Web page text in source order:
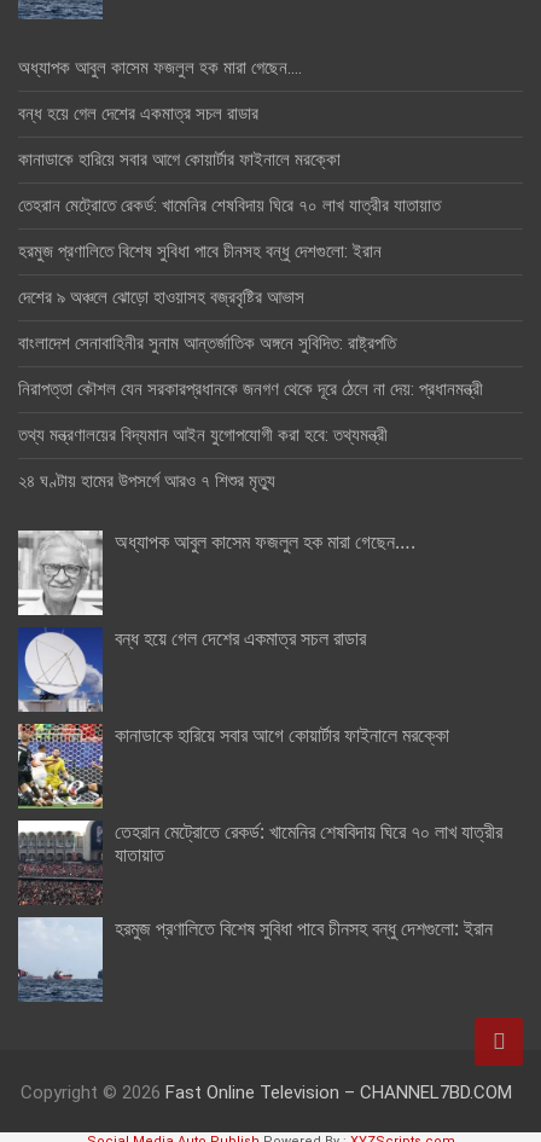
অধ্যাপক আবুল কাসেম ফজলুল হক মারা গেছেন….
বন্ধ হয়ে গেল দেশের একমাত্র সচল রাডার
কানাডাকে হারিয়ে সবার আগে কোয়ার্টার ফাইনালে মরক্কো
তেহরান মেট্রোতে রেকর্ড: খামেনির শেষবিদায় ঘিরে ৭০ লাখ যাত্রীর যাতায়াত
হরমুজ প্রণালিতে বিশেষ সুবিধা পাবে চীনসহ বন্ধু দেশগুলো: ইরান
দেশের ৯ অঞ্চলে ঝোড়ো হাওয়াসহ বজ্রবৃষ্টির আভাস
বাংলাদেশ সেনাবাহিনীর সুনাম আন্তর্জাতিক অঙ্গনে সুবিদিত: রাষ্ট্রপতি
নিরাপত্তা কৌশল যেন সরকারপ্রধানকে জনগণ থেকে দূরে ঠেলে না দেয়: প্রধানমন্ত্রী
তথ্য মন্ত্রণালয়ের বিদ্যমান আইন যুগোপযোগী করা হবে: তথ্যমন্ত্রী
২৪ ঘণ্টায় হামের উপসর্গে আরও ৭ শিশুর মৃত্যু
অধ্যাপক আবুল কাসেম ফজলুল হক মারা গেছেন….
বন্ধ হয়ে গেল দেশের একমাত্র সচল রাডার
কানাডাকে হারিয়ে সবার আগে কোয়ার্টার ফাইনালে মরক্কো
তেহরান মেট্রোতে রেকর্ড: খামেনির শেষবিদায় ঘিরে ৭০ লাখ যাত্রীর
যাতায়াত
হরমুজ প্রণালিতে বিশেষ সুবিধা পাবে চীনসহ বন্ধু দেশগুলো: ইরান
Copyright © 2026 Fast Online Television – CHANNEL7BD.COM